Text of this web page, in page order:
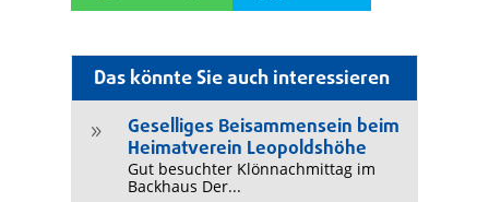
Das könnte Sie auch interessieren
9
Geselliges Beisammensein beim
Heimatverein Leopoldshöhe
Gut besuchter Klönnachmittag im
Backhaus Der...